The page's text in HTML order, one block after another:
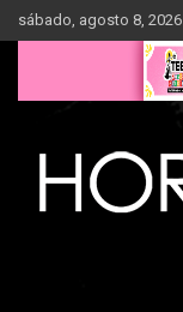
Saltar
al
sábado, agosto 8, 2026